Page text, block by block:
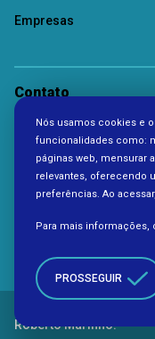
Empresas
Contato
Roberto Marinho.
Nós usamos cookies e
funcionalidades como:
páginas web, mensurar
relevantes, oferecendo
preferências. Ao
Para mais informações,
PROSSEGUIR